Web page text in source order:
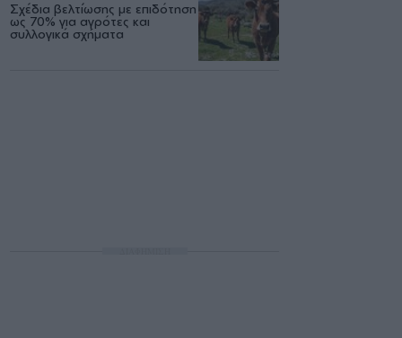
Σχέδια βελτίωσης με επιδότηση
ως 70% για αγρότες και
συλλογικά σχήματα